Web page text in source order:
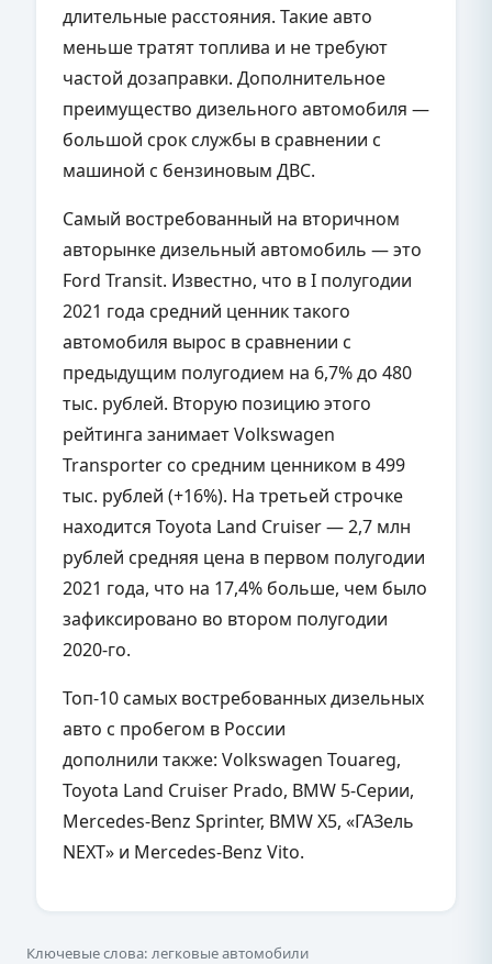
длительные расстояния. Такие авто
меньше тратят топлива и не требуют
частой дозаправки. Дополнительное
преимущество дизельного автомобиля —
большой срок службы в сравнении с
машиной с бензиновым ДВС.
Самый востребованный на вторичном
авторынке дизельный автомобиль — это
Ford Transit. Известно, что в I полугодии
2021 года средний ценник такого
автомобиля вырос в сравнении с
предыдущим полугодием на 6,7% до 480
тыс. рублей. Вторую позицию этого
рейтинга занимает Volkswagen
Transporter со средним ценником в 499
тыс. рублей (+16%). На третьей строчке
находится Toyota Land Cruiser — 2,7 млн
рублей средняя цена в первом полугодии
2021 года, что на 17,4% больше, чем было
зафиксировано во втором полугодии
2020-го.
Топ-10 самых востребованных дизельных
авто с пробегом в России
дополнили также: Volkswagen Touareg,
Toyota Land Cruiser Prado, BMW 5-Серии,
Mercedes-Benz Sprinter, BMW X5, «ГАЗель
NEXT» и Mercedes-Benz Vito.
Ключевые слова: легковые автомобили